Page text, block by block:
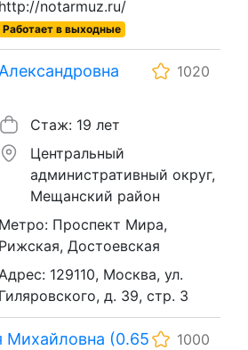
http://notarmuz.ru/
Работает в выходные
1020
Стаж: 19 лет
Центральный
административный округ,
Мещанский район
Метро: Проспект Мира,
Рижская, Достоевская
Адрес: 129110, Москва, ул.
Гиляровского, д. 39, стр. 3
(0.65
1000